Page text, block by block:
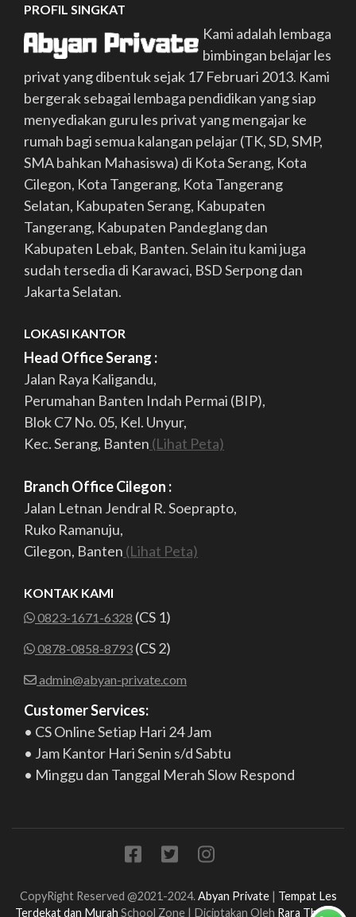
PROFIL SINGKAT
Kami adalah lembaga
bimbingan belajar les
privat yang dibentuk sejak 17 Februari 2013. Kami
bergerak sebagai lembaga pendidikan yang siap
menyediakan guru les privat yang mengajar ke
rumah bagi semua kalangan pelajar (TK, SD, SMP,
SMA bahkan Mahasiswa) di Kota Serang, Kota
Cilegon, Kota Tangerang, Kota Tangerang
Selatan, Kabupaten Serang, Kabupaten
Tangerang, Kabupaten Pandeglang dan
Kabupaten Lebak, Banten. Selain itu kami juga
sudah tersedia di Karawaci, BSD Serpong dan
Jakarta Selatan.
LOKASI KANTOR
Head Office Serang :
Jalan Raya Kaligandu,
Perumahan Banten Indah Permai (BIP),
Blok C7 No. 05, Kel. Unyur,
Kec. Serang, Banten (Lihat Peta)
Branch Office Cilegon :
Jalan Letnan Jendral R. Soeprapto,
Ruko Ramanuju,
Cilegon, Banten (Lihat Peta)
KONTAK KAMI
0823-1671-6328 (CS 1)
0878-0858-8793 (CS 2)
admin@abyan-private.com
Customer Services:
• CS Online Setiap Hari 24 Jam
• Jam Kantor Hari Senin s/d Sabtu
• Minggu dan Tanggal Merah Slow Respond
CopyRight Reserved @2021-2024.Abyan Private| Tempat Les
Terdekat dan Murah School Zone | Diciptakan Oleh Rara Theme.